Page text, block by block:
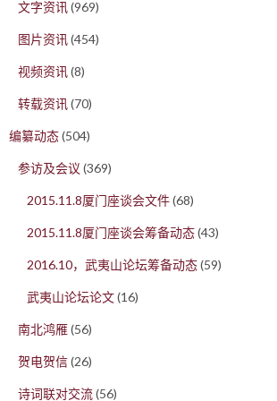
文字资讯(969)
图片资讯(454)
视频资讯(8)
转载资讯(70)
编纂动态(504)
参访及会议 (369)
2015.11.8厦门座谈会文件(68)
2015.11.8厦门座谈会筹备动态(43)
2016.10，武夷山论坛筹备动态(59)
武夷山论坛论文(16)
南北鸿雁(56)
贺电贺信(26)
诗词联对交流(56)